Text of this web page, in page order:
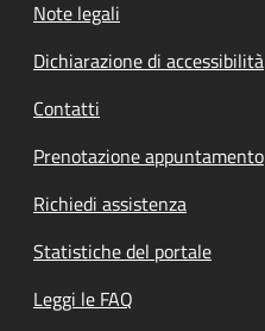
Note legali
Dichiarazione di accessibilità
Contatti
Prenotazione appuntamento
Richiedi assistenza
Statistiche del portale
Leggi le FAQ